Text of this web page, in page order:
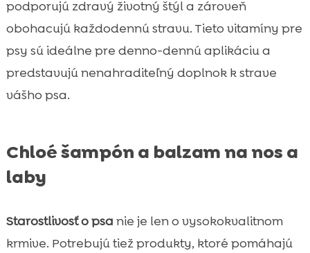
podporujú zdravý životný štýl a zároveň
obohacujú každodennú stravu. Tieto vitamíny pre
psy sú ideálne pre denno-dennú aplikáciu a
predstavujú nenahraditeľný doplnok k strave
vášho psa.
Chloé šampón a balzam na nos a
laby
Starostlivosť o psa nie je len o vysokokvalitnom
krmive. Potrebujú tiež produkty, ktoré pomáhajú